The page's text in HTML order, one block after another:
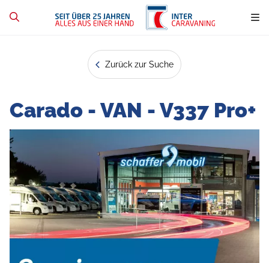
Zurück zur Suche
Carado - VAN - V337 Pro+